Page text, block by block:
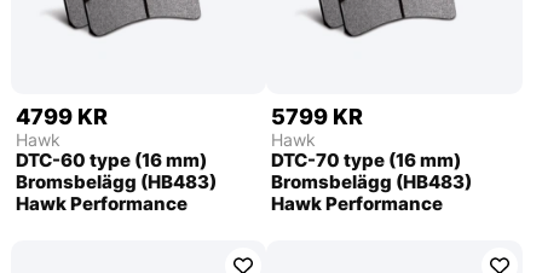
4799 KR
Hawk
DTC-60 type (16 mm)
Bromsbelägg (HB483)
Hawk Performance
5799 KR
Hawk
DTC-70 type (16 mm)
Bromsbelägg (HB483)
Hawk Performance